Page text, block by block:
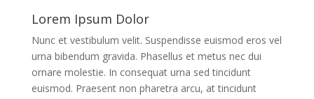
Lorem Ipsum Dolor
Nunc et vestibulum velit. Suspendisse euismod eros vel
urna bibendum gravida. Phasellus et metus nec dui
ornare molestie. In consequat urna sed tincidunt
euismod. Praesent non pharetra arcu, at tincidunt